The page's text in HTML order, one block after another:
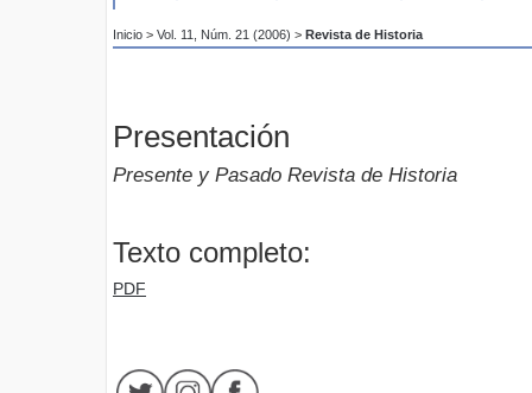
Inicio > Vol. 11, Núm. 21 (2006) > Revista de Historia
Presentación
Presente y Pasado Revista de Historia
Texto completo:
PDF